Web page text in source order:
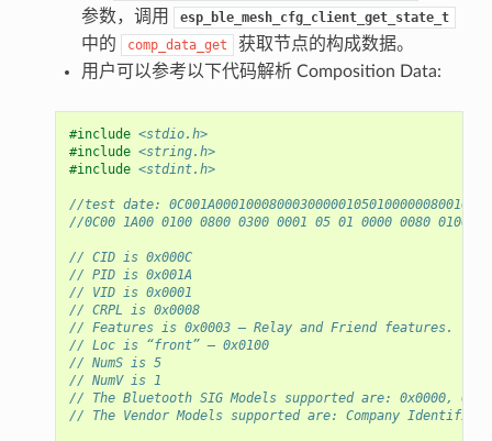
参数，调用
esp_ble_mesh_cfg_client_get_state_t
中的 comp_data_get
获取节点的构成数据。
用户可以参考以下代码解析 Composition Data:
#include <stdio.h>
#include <string.h>
#include <stdint.h>
//test date:
//0C00 1A00 0100 0800 0300 0001 05 01 0000 0080 0100
// CID is 0x000C
// PID is 0x001A
// VID is 0x0001
// CRPL is 0x0008
// Features is 0x0003 – Relay and Friend features.
// Loc is “front” – 0x0100
// NumS is 5
// NumV is 1
// The Bluetooth SIG Models supported are: 0x0000,
// The Vendor Models supported are: Company Identifier